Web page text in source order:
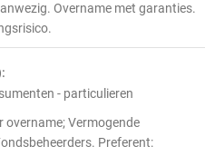
Overname met garanties.
- particulieren
overname; Vermogende
Preferent: